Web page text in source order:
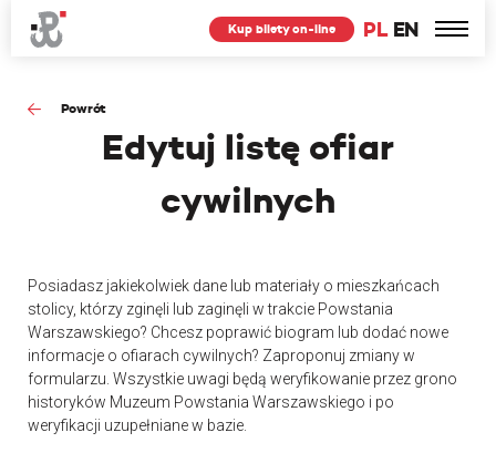
PL EN
Kup bilety on-line
Powrót
Edytuj listę ofiar
cywilnych
Posiadasz jakiekolwiek dane lub materiały o mieszkańcach
stolicy, którzy zginęli lub zaginęli w trakcie Powstania
Warszawskiego? Chcesz poprawić biogram lub dodać nowe
informacje o ofiarach cywilnych? Zaproponuj zmiany w
formularzu. Wszystkie uwagi będą weryfikowanie przez grono
historyków Muzeum Powstania Warszawskiego i po
weryfikacji uzupełniane w bazie.